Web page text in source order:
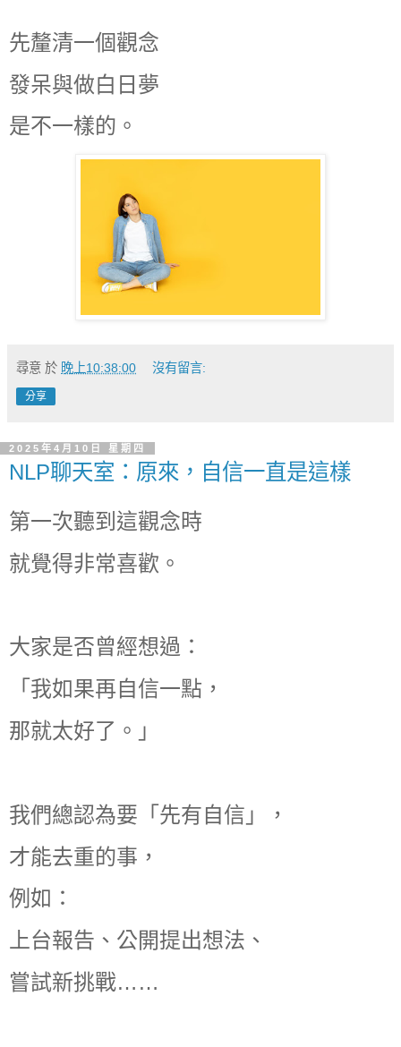
先釐清一個觀念
發呆與做白日夢
是不一樣的。
尋意 於 晚上10:38:00 沒有留言:
分享
2025年4月10日 星期四
NLP聊天室：原來，自信一直是這樣
第一次聽到這觀念時
就覺得非常喜歡。
大家是否曾經想過：
「我如果再自信一點，
那就太好了。」
我們總認為要「先有自信」，
才能去重的事，
例如：
上台報告、公開提出想法、
嘗試新挑戰……